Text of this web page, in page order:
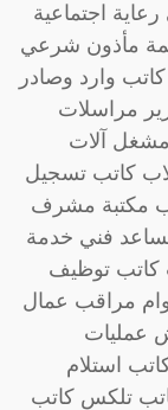
اجتماعية
مأذون شرعي
وارد وصادر
مراسلات
آلات
كاتب تسجيل
مكتبة مشرف
فني خدمة
كاتب توظيف
مراقب عمال
عمليات
استلام
تلكس كاتب